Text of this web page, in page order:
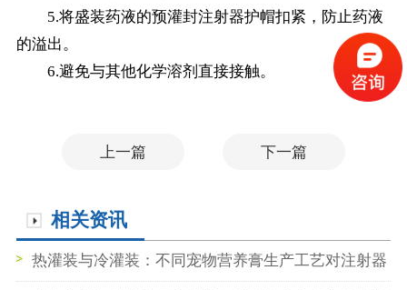
5.将盛装药液的预灌封注射器护帽扣紧，防止药液
的溢出。
6.避免与其他化学溶剂直接接触。
上一篇 下一篇
相关资讯
热灌装与冷灌装：不同宠物营养膏生产工艺对注射器